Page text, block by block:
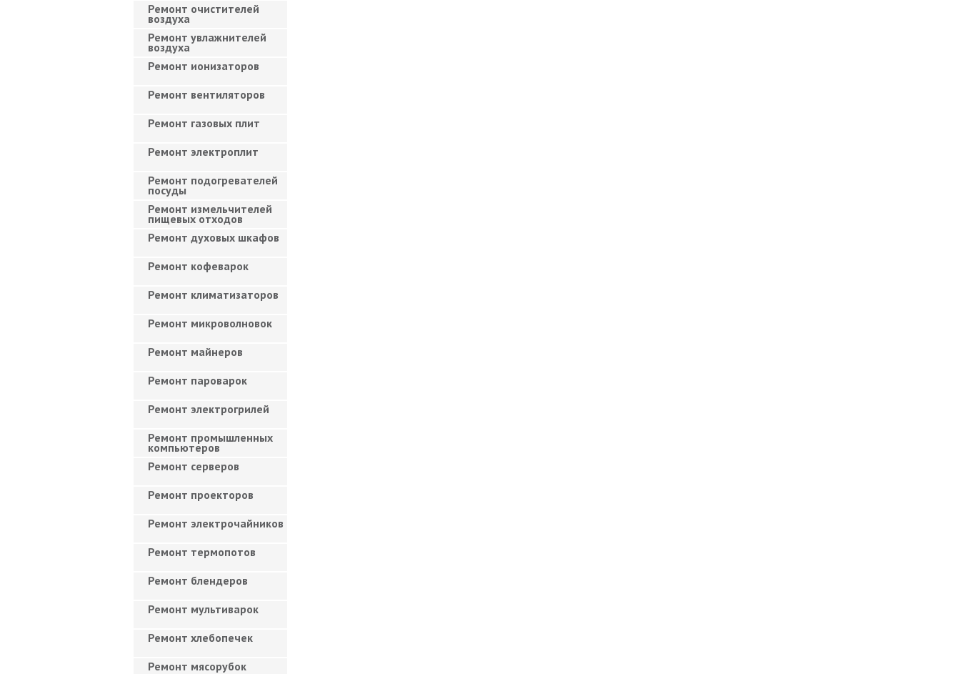
Ремонт очистителей
воздуха
Ремонт увлажнителей
воздуха
Ремонт ионизаторов
Ремонт вентиляторов
Ремонт газовых плит
Ремонт электроплит
Ремонт подогревателей
посуды
Ремонт измельчителей
пищевых отходов
Ремонт духовых шкафов
Ремонт кофеварок
Ремонт климатизаторов
Ремонт микроволновок
Ремонт майнеров
Ремонт пароварок
Ремонт электрогрилей
Ремонт промышленных
компьютеров
Ремонт серверов
Ремонт проекторов
Ремонт электрочайников
Ремонт термопотов
Ремонт блендеров
Ремонт мультиварок
Ремонт хлебопечек
Ремонт мясорубок